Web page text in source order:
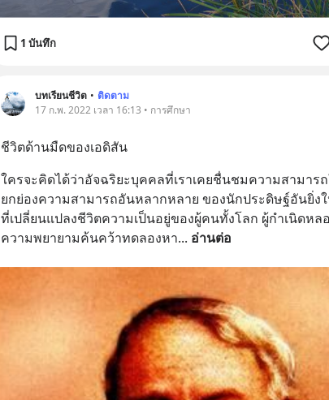
1 บันทึก
บทเรียนชีวิต • ติดตาม
17 ก.พ. 2022 เวลา 16:13 • การศึกษา
ชีวิตด้านมืดของเอดิสัน
ใครจะคิดได้ว่าอัจฉริยะบุคคลที่เราเคยชื่นชมความสามารถ
ยกย่องความสามารถอันหลากหลาย ของนักประดิษฐ์อันยิ่ง
ที่เปลี่ยนแปลงชีวิตความเป็นอยู่ของผู้คนทั้งโลก ผู้กำเนิดหล
ความพยายามค้นคว้าทดลองหา... อ่านต่อ